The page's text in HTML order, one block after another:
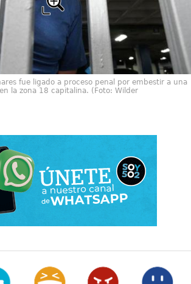
fue ligado a proceso penal por embestir a una
la zona 18 capitalina. (Foto: Wilder